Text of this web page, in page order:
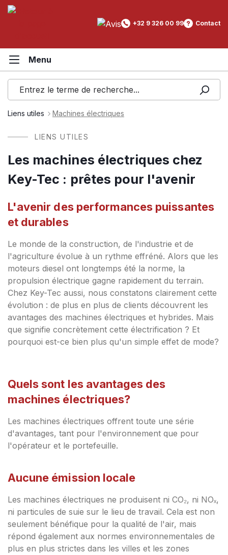
principal
+32 9 326 00 99 Contact
Liens utiles Machines électriques
LIENS UTILES
Les machines électriques chez
Key-Tec : prêtes pour l'avenir
L'avenir des performances puissantes
et durables
Le monde de la construction, de l'industrie et de
l'agriculture évolue à un rythme effréné. Alors que les
moteurs diesel ont longtemps été la norme, la
propulsion électrique gagne rapidement du terrain.
Chez Key-Tec aussi, nous constatons clairement cette
évolution : de plus en plus de clients découvrent les
avantages des machines électriques et hybrides. Mais
que signifie concrètement cette électrification ? Et
pourquoi est-ce bien plus qu'un simple effet de mode?
Quels sont les avantages des
machines électriques?
Les machines électriques offrent toute une série
d'avantages, tant pour l'environnement que pour
l'opérateur et le portefeuille.
Aucune émission locale
Les machines électriques ne produisent ni CO₂, ni NOₓ,
ni particules de suie sur le lieu de travail. Cela est non
seulement bénéfique pour la qualité de l'air, mais
répond également aux normes environnementales de
plus en plus strictes dans les villes et les zones